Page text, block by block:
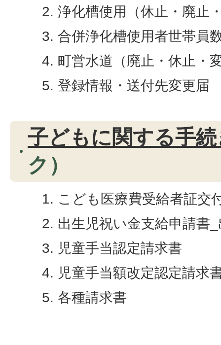
浄化槽使用（休止・廃止
合併浄化槽使用者世帯員
町営水道（廃止・休止・
登録情報・送付先変更届
子どもに関する手
ク）
こども医療費受給者証交
出生児祝い金支給申請書
児童手当認定請求書
児童手当額改定認定請求
各種請求書